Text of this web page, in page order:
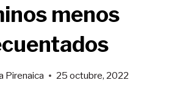
menos
Pirenaica 25 octubre, 2022